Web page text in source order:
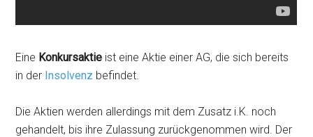
Eine Konkursaktie ist eine Aktie einer AG, die sich bereits
in der Insolvenz befindet.
Die Aktien werden allerdings mit dem Zusatz i.K. noch
gehandelt, bis ihre Zulassung zurückgenommen wird. Der